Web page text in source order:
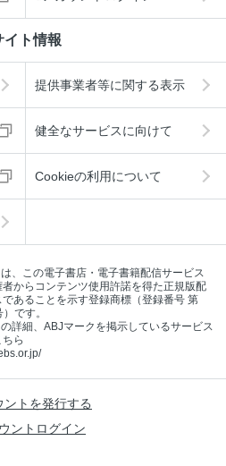
イト情報
提供事業者等に関する表示
健全なサービスに向けて
Cookieの利用について
、この電子書店・電子書籍配信サービス
者からコンテンツ使用許諾を得た正規版配
あることを示す登録商標（登録番号 第
です。
詳細、ABJマークを掲示しているサービス
ら
ントを発行する
ントログイン